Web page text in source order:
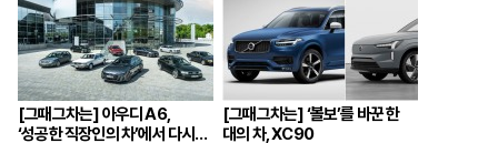
[그때그차는] 아우디 A6,
‘성공한 직장인의 차’에서 다시
[그때그차는] ‘볼보’를 바꾼 한
대의 차, XC90